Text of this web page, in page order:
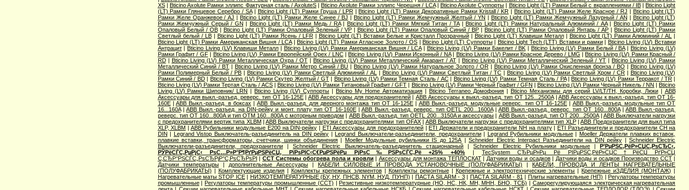
XS| Bticino Axolute Рамки эллипс Фактурная сталь / AxoluteS |Bticino Axolute Рамки эллипс Черешня / LCA| Bticino Axolute Суппорты | Bticino Light (LT) Рамки Белый с вкраплениями / IB|Bticino Light
(LT) Рамки Глянцевое Серебро / SA| Bticino Light (LT) Рамки Груша / LPR|Bticino Light (LT) Рамки Декоративные Рамки Kristall / KR |Bticino Light (LT) Рамки Желе Красное / RJ | Bticino Light (LT)
Рамки Желе Оранжевое / AJ |Bticino Light (LT) Рамки Желе Синее / BJ |Bticino Light (LT) Рамки Жемчужный Желтый / YN | Bticino Light (LT) Рамки Жемчужный Лазурный / AN | Bticino Light (LT)
Рамки Жемчужный Серый / GN | Bticino Light (LT) Рамки Медь / RA| Bticino Light (LT) Рамки Мягкий Титан / TA|Bticino Light (LT) Рамки Натуральный Алюминий / AA| Bticino Light (LT) Рамки
Опаловый Белый / OB| Bticino Light (LT) Рамки Опаловый Зеленый / VP| Bticino Light (LT) Рамки Опаловый Синий / BP |Bticino Light (LT) Рамки Опаловый Янтарь / AP |Bticino Light (LT) Рамки
Светлый белый / LB| Bticino Light (LT) Рамки Ясень / LFR| Bticino Light (LT) Вставки Белые и Кристалл Прозрачный| Bticino Light (LT) Клавиши Металл| Bticino Light (LT) Рамки Алюминий / AL
|
Bticino Light (LT) Рамки Американская Вишня / LCA|Bticino Light (LT) Рамки Атласное Золото / OS |Bticino Light (LT) Суппорты| Bticino Light Tech (LTT) Вставки и рамки| Bticino Living (LV) Вставки
Антрацит|Bticino Living (LV) Клавиши Металл | Bticino Living (LV) Рамки Американская Вишня / LCA| Bticino Living (LV) Рамки Бакелит / BK | Bticino Living (LV) Рамки Белый / BA| Bticino Living (LV)
Рамки Графит / GF| Bticino Living (LV) Рамки Европейский Орех / LNC|Bticino Living (LV) Рамки Исконный / NA| Bticino Living (LV) Рамки Красное Дерево / LMG |Bticino Living (LV) Рамки Красный /
RD| Bticino Living (LV) Рамки Металлическая Охра / OT| Bticino Living (LV) Рамки Металлический Амарант / AT |Bticino Living (LV) Рамки Металлический Зеленый / YT |Bticino Living (LV) Рамки
Металлический Синий / BT |Bticino Living (LV) Рамки Метро Синий / BU |Bticino Living (LV) Рамки Натуральное Золото / OR| Bticino Living (LV) Рамки Окисленная бронза / BO | Bticino Living (LV)
Рамки Полимерный Белый / PB | Bticino Living (LV) Рамки Светлый Алюминий / AL | Bticino Living (LV) Рамки Светлый Титан / TC| Bticino Living (LV) Рамки Светлый Хром / CR| Bticino Living (LV)
Рамки Синий / BD| Bticino Living (LV) Рамки Скутер Желтый / GT| Bticino Living (LV) Рамки Темная Сталь / AC| Bticino Living (LV) Рамки Темная Сталь / PA|Bticino Living (LV) Рамки Терракот / TR |
Bticino Living (LV) Рамки Тертая Сталь / ACS|Bticino Living (LV) Рамки Титановый Графит / GFT | Bticino Living (LV) Рамки Черный Графит / GFN | Bticino Living (LV) Рамки Черный Никель / NN |Bticino
Living (LV) Рамки Шиповник/ LRN |Bticino Living (LV) Суппорты |Bticino My Home Автоматизация | Bticino Terraneo Домофония| Bticino Механизмы для серий LV/LT/TH, Коробки, Люки| ABB
Аксессуары для выкл.-разъед. реверс. тип OT 16-125E | ABB Аксессуары для предохранителей | ABB Аксессуары к выкл.-разъед. тип OT 125...2500A|ABB Аксессуары к выкл.-разъед. тип OT 16-
160E|ABB Выкл.-разъед. в боксах |ABB Выкл.-разъед. для дверного монтажа тип OT 16-125E | ABB Выкл.-разъед. модульные реверс. тип OT 16-125E | ABB Выкл.-разъед. модульные тип OT
16...160A|ABB Выкл.-разъед. на DIN-рейку и монт. плату тип OT 16-160E|ABB Выкл.-разъед. реверс. тип OETL 200...1600A|ABB Выкл.-разъед. реверс. тип OT 160...800A|ABB Выкл.-разъед.
реверс. тип OT 160...800A и тип OTМ 160...800A с моторным приводом | ABB Выкл.-разъед. тип OETL 200...3150A и аксессуары | ABB Выкл.-разъед. тип OT 200...2500A| ABB Выключатели нагрузки
с предохранителями вертик.типа XLBM|ABB Выключатели нагрузки с предохранителями тип OFAX | ABB Выключатели нагрузки с предохранителями тип XLP|ABB Предохранители для выкл типа
XLP, XLBM | ABB Рубильники модульные E200 на DIN-рейку | ETI Аксессуары для предохранителей|ETI Держатели и предохранители NH на плату| ETI Разъединители и предохранители CH на
DIN | Legrand Vistop Выключатель-разъединитель на DIN рейку |Legrand Выключатели-разъединители, предохранители| Legrand Рубильники модульные| Moeller Держатели плавких вставок,
плавкие вставки, трансформаторы, счетчики, шинки объединения| Moeller Модульные рубильники IS до 125А |Schneider Electric Interpact Разъединители на DIN рейку | Schneider Electric
Выключатели-разъединители, предохранители|Schneider Electric Выключатель-разъединитель стационарный|Schneider Electric Рубильники модульные|Р’РµРЅС‚РёР»СЏС‚РѕСЂС‹,
РЎРёСЃС‚РµРјС‹ РѕС…Р»Р°Р¶РґРµРЅРёСЏ, РїРѕРІС‹С€РµРЅРёРµ РјРѕС‰РЅРѕСЃС‚Рё +25% +40% | TecSystem СЂРµР»Рµ Рё РІРµРЅС‚РёР»СЏС†РёСЏ РґР»СЏ
С‚СЂР°РЅСЃС„РѕСЂРјР°С‚РѕСЂРѕРІ | ССТ Системы обогрева пола и кровли | Аксессуары для монтажа ТЕПЛОСКАТ| Датчики воды и осадков| Датчики воды и осадков Производство ССТ|
Датчики температыры| дополнительные Аксессуары| КАБЕЛИ СИЛОВЫЕ И ПРОВОДА УСТАНОВОЧНЫЕ (ПОЛУФАБРИКАТЫ) |КАБЕЛИ, ПРОВОДА И ЛЕНТЫ НАГРЕВАТЕЛЬНЫЕ
(ПОЛУФАБРИКАТЫ) | Комплектующие изделия| Комплекты крепежных элементов| Комплекты ремонтные| Крепежные и электротехнические элементы |Крепежные иЗДЕЛИЯ (МОНТАЖ) |
Нагревательные маты STOP ICE| НИЗКОТЕМПЕРАТУРНЫЕ (БУ, НУ, ПНСВ, NYM, НУД, ПУНП) | ПАСТА SILARM - 3| ПАСТА SILARM - 81 | Плиты нагревательные (НП) |Регулаторы температуры
промышленные|Регулаторы температуры промышленные (ССТ) |Резистивные низкотемпературные (НО, НС, НК, МН, МНН, БНО, ТСБ) | Саморегулирующаяся электрическая нагревательная